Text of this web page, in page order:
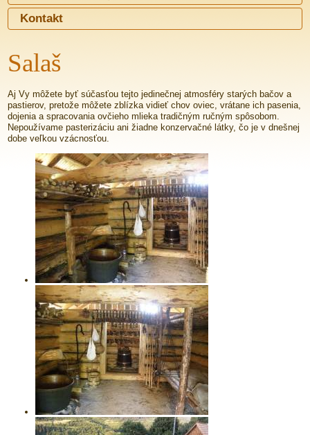
Kontakt
Salaš
Aj Vy môžete byť súčasťou tejto jedinečnej atmosféry starých bačov a
pastierov, pretože môžete zblízka vidieť chov oviec, vrátane ich pasenia,
dojenia a spracovania ovčieho mlieka tradičným ručným spôsobom.
Nepoužívame pasterizáciu ani žiadne konzervačné látky, čo je v dnešnej
dobe veľkou vzácnosťou.